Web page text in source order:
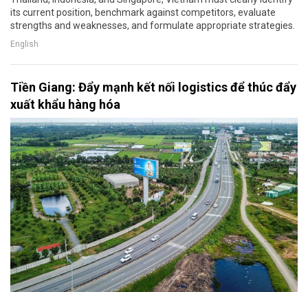
its current position, benchmark against competitors, evaluate
strengths and weaknesses, and formulate appropriate strategies.
English
Tiền Giang: Đẩy mạnh kết nối logistics để thúc đẩy
xuất khẩu hàng hóa